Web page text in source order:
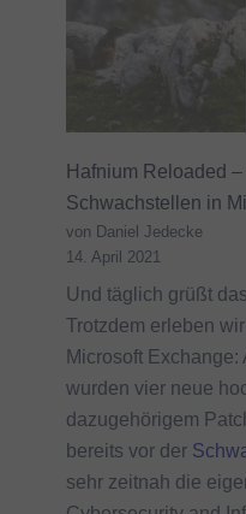
Hafnium Reloaded
Schwachstellen in
von Daniel Jedecke
14. April 2021
Und täglich grüßt
Trotzdem erleben
Microsoft
wurden vier neue
dazugehörigem
bereits vor der
sehr zeitnah die